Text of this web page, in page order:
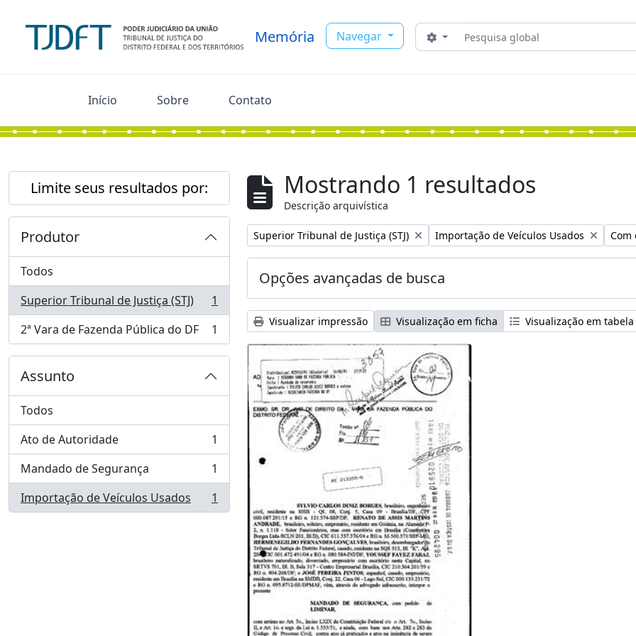
Memória Navegar Buscar
Opções de busca
Início Sobre Contato
Limite seus resultados por:
Produtor
Todos
Superior Tribunal de Justiça (STJ)
, 1 resultados
1
2ª Vara de Fazenda Pública do DF
, 1 resultados 1
Assunto
Todos
Ato de Autoridade
, 1 resultados
1
Mandado de Segurança
, 1 resultados
1
Importação de Veículos Usados
, 1 resultados 1
Mostrando 1 resultados
Descrição arquivística
Remover filtro:
Superior Tribunal de Justiça (STJ) Remover filtro:
Importação de Veículos Usados Com
Opções avançadas de busca
Visualizar impressão Visualização em ficha Visualização em tabela